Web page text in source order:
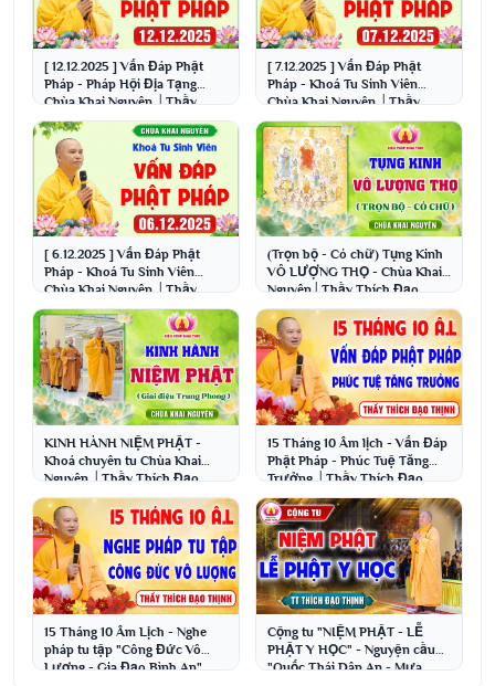
[ 12.12.2025 ] Vấn Đáp Phật
Pháp - Pháp Hội Địa Tạng
Chùa Khai Nguyên │Thầy
Thích Đạo Thịnh
[ 7.12.2025 ] Vấn Đáp Phật
Pháp - Khoá Tu Sinh Viên
Chùa Khai Nguyên │Thầy
Thích Đạo Thịnh
[ 6.12.2025 ] Vấn Đáp Phật
Pháp - Khoá Tu Sinh Viên
Chùa Khai Nguyên │Thầy
Thích Đạo Thịnh
(Trọn bộ - Có chữ) Tụng Kinh
VÔ LƯỢNG THỌ - Chùa Khai
Nguyên│Thầy Thích Đạo
Thịnh hội tập
KINH HÀNH NIỆM PHẬT -
Khoá chuyên tu Chùa Khai
Nguyên │Thầy Thích Đạo
Thịnh
15 Tháng 10 Âm lịch - Vấn Đáp
Phật Pháp - Phúc Tuệ Tăng
Trưởng │Thầy Thích Đạo
Thịnh
15 Tháng 10 Âm Lịch - Nghe
pháp tu tập "Công Đức Vô
Lượng - Gia Đạo Bình An"
Cộng tu "NIỆM PHẬT - LỄ
PHẬT Y HỌC" - Nguyện cầu
"Quốc Thái Dân An - Mưa